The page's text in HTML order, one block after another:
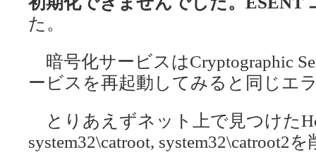
た。
暗号化サービスはCryptographic
ービスを再起動してみると同じエ
とりあえずネット上で見つけた
system32\catroot, system32\catroot2